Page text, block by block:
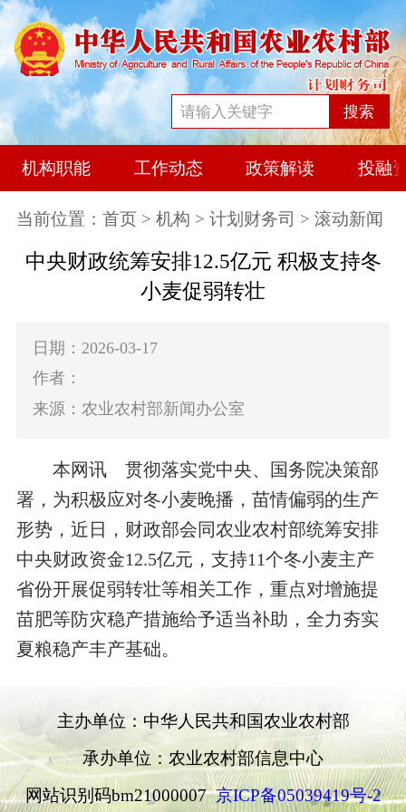
搜索
机构职能 工作动态 政策解读 投融
当前位置： 首页 > 机构 > 计划财务司 > 滚动新闻
中央财政统筹安排12.5亿元 积极支持冬
小麦促弱转壮
日期：2026-03-17
作者：
来源：农业农村部新闻办公室
本网讯 贯彻落实党中央、国务院决策部
署，为积极应对冬小麦晚播，苗情偏弱的生产
形势，近日，财政部会同农业农村部统筹安排
中央财政资金12.5亿元，支持11个冬小麦主产
省份开展促弱转壮等相关工作，重点对增施提
苗肥等防灾稳产措施给予适当补助，全力夯实
夏粮稳产丰产基础。
主办单位：中华人民共和国农业农村部
承办单位：农业农村部信息中心
网站识别码bm21000007京ICP备05039419号-2